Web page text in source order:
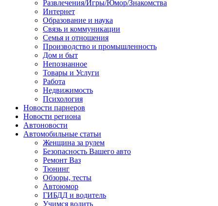
Развлечения/Игры/Юмор/Знакомства
Интернет
Образование и наука
Связь и коммуникации
Семья и отношения
Производство и промышленность
Дом и быт
Непознанное
Товары и Услуги
Работа
Недвижимость
Психология
Новости парнеров
Новости региона
Автоновости
Автомобильные статьи
Женщина за рулем
Безопасность Вашего авто
Ремонт Ваз
Тюнинг
Обзоры, тесты
Автоюмор
ГИБДД и водитель
Учимся водить